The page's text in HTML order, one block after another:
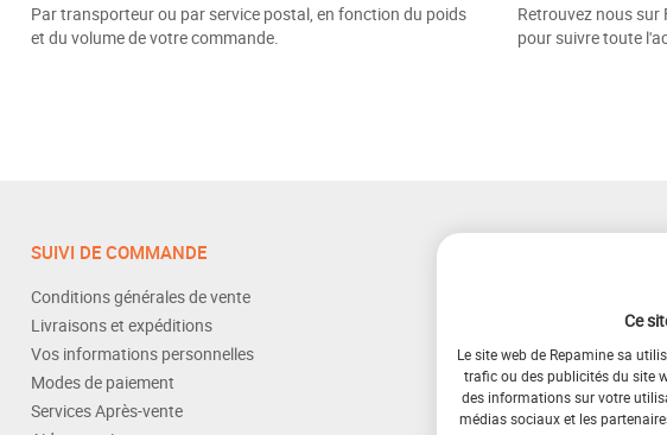
Par transporteur ou par service postal, en fonction du poids
et du volume de votre commande.
Retrouvez nous sur
pour suivre toute
SUIVI DE COMMANDE
Conditions générales de vente
Livraisons et expéditions
Vos informations personnelles
Modes de paiement
Services Après-vente
Ce
Le site web de Repamine sa
trafic ou des publicités du site
des informations sur votre
médias sociaux et les